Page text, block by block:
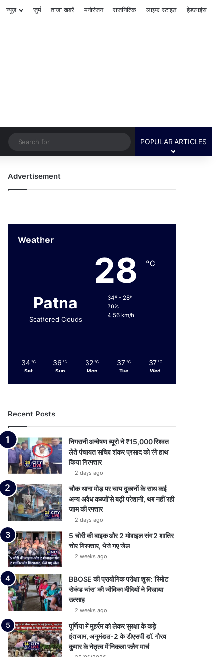
न्यूज़ जुर्म ताजा खबरें मनोरंजन राजनितिक लाइफ स्टाइल हेडलाइंस
Switch skin
Search
for
POPULAR ARTICLES
Advertisement
Weather
Patna
Scattered Clouds
28 ℃
34º - 28º
79%
4.56 km/h
34 ℃
Sat
36 ℃
Sun
32 ℃
Mon
37 ℃
Tue
37 ℃
Wed
Recent Posts
निगरानी अन्वेषण ब्यूरो ने ₹15,000 रिश्वत
लेते पंचायत सचिव शंकर प्रसाद को रंगे हाथ
किया गिरफ्तार
2 days ago
चौक थाना मोड़ पर चाय दुकानों के साथ कई
अन्य अवैध कब्जों से बढ़ी परेशानी, थम नहीं रही
जाम की रफ्तार
2 days ago
5 चोरी की बाइक और 2 मोबाइल संग 2 शातिर
चोर गिरफ्तार, भेजे गए जेल
2 weeks ago
BBOSE की प्रायोगिक परीक्षा शुरू: ‘रिमोट
सेकंड चांस’ की जीविका दीदियों ने दिखाया
उत्साह
2 weeks ago
पूर्णिया में मुहर्रम को लेकर सुरक्षा के कड़े
इंतजाम, अनुमंडल-2 के डीएसपी डॉ. गौरव
कुमार के नेतृत्व में निकला फ्लैग मार्च